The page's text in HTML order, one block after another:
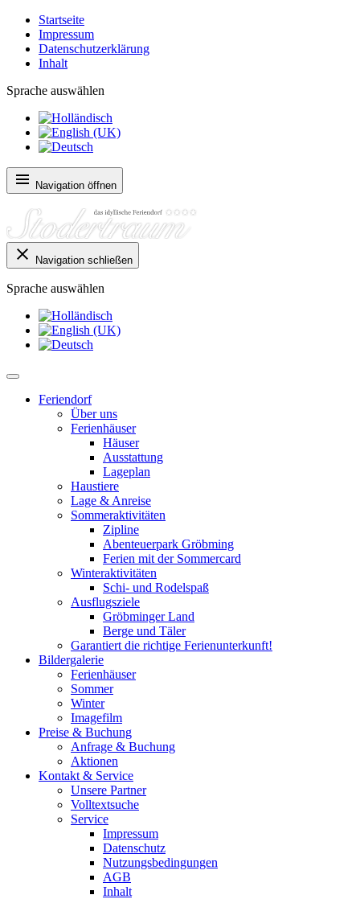
Startseite
Impressum
Datenschutzerklärung
Inhalt
Sprache auswählen
Navigation öffnen
Navigation schließen
Sprache auswählen
Feriendorf
Über uns
Ferienhäuser
Häuser
Ausstattung
Lageplan
Haustiere
Lage & Anreise
Sommeraktivitäten
Zipline
Abenteuerpark Gröbming
Ferien mit der Sommercard
Winteraktivitäten
Schi- und Rodelspaß
Ausflugsziele
Gröbminger Land
Berge und Täler
Garantiert die richtige Ferienunterkunft!
Bildergalerie
Ferienhäuser
Sommer
Winter
Imagefilm
Preise & Buchung
Anfrage & Buchung
Aktionen
Kontakt & Service
Unsere Partner
Volltextsuche
Service
Impressum
Datenschutz
Nutzungsbedingungen
AGB
Inhalt